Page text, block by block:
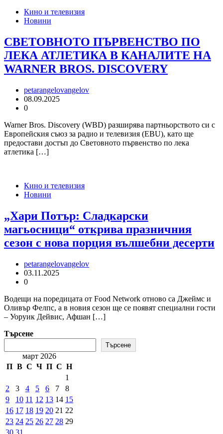
Кино и телевизия
Новини
СВЕТОВНОТО ПЪРВЕНСТВО ПО
ЛЕКА АТЛЕТИКА В КАНАЛИТЕ НА
WARNER BROS. DISCOVERY
petarangelovangelov
08.09.2025
0
Warner Bros. Discovery (WBD) разширява партньорството си с
Европейския съюз за радио и телевизия (EBU), като ще
предостави достъп до Световното първенство по лека
атлетика […]
Кино и телевизия
Новини
„Хари Потър: Сладкарски
магьосници“ открива празничния
сезон с нова порция вълшебни десерти
petarangelovangelov
03.11.2025
0
Водещи на поредицата от Food Network отново са Джеймс и
Оливър Фелпс, а в новия сезон ще се появят специални гости
– Уоруик Дейвис, Афшан […]
Търсене
Търсене
март 2026
П В С Ч П С Н
1
2
3 4 5 6 7
8
9
10 11 12 13 14 15
16 17 18 19 20 21 22
23 24 25 26 27 28 29
30 31